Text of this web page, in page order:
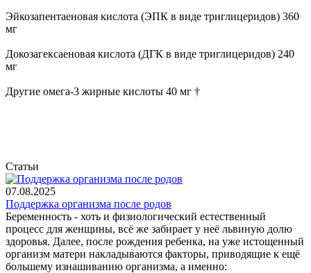
Эйкозапентаеновая кислота (ЭПК в виде триглицеридов) 360
мг
Докозагексаеновая кислота (ДГК в виде триглицеридов) 240
мг
Другие омега-3 жирные кислоты 40 мг †
Статьи
07.08.2025
Поддержка организма после родов
Беременность - хоть и физиологический естественный
процесс для женщины, всё же забирает у неё львиную долю
здоровья. Далее, после рождения ребенка, на уже истощенный
организм матери накладываются факторы, приводящие к ещё
большему изнашиванию организма, а именно: